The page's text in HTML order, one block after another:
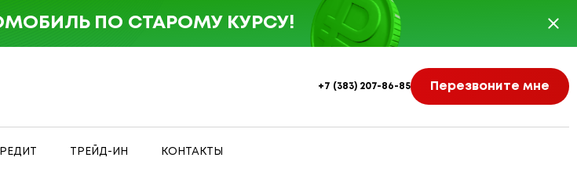
+7 (383) 207-86-85 Перезвоните мне
ТРЕЙД-ИН КОНТАКТЫ
ПО СТАРОМУ КУРСУ!